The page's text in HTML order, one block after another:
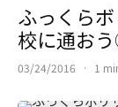
ふっくら
校に通おう
03/24/2016 · 1